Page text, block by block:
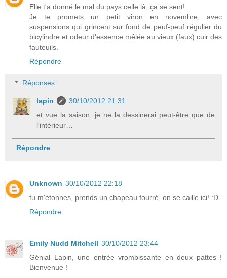
Elle t'a donné le mal du pays celle là, ça se sent!
Je te promets un petit viron en novembre, avec
suspensions qui grincent sur fond de peuf-peuf régulier du
bicylindre et odeur d'essence mêlée au vieux (faux) cuir des
fauteuils.
Répondre
Réponses
lapin
30/10/2012 21:31
et vue la saison, je ne la dessinerai peut-être que de
l'intérieur…
Répondre
Unknown 30/10/2012 22:18
tu m'étonnes, prends un chapeau fourré, on se caille ici! :D
Répondre
Emily Nudd Mitchell 30/10/2012 23:44
Génial Lapin, une entrée vrombissante en deux pattes !
Bienvenue !